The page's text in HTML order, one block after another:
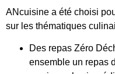
ANcuisine a été choisi
sur les thématiques
Des repas Zéro
ensemble un repas